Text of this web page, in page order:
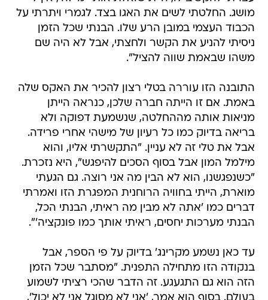
מושג. החלטתי לשים את האגו בצד. לגמרי ויתרתי על
הכבוד העצמי במובן הרע שלו. הבנתי שכל הזמן
ניסיתי להניע את הקשר ולחצתי, אבל לא היה שם
משהו שבאמת שווה להציל".
התובנה הזו עוררה בטלי רצון להכיר את האקס שלה
באמת. אם זו הייתה חברה שלכן, כנראה הייתן
מניאות אותה מההחלטה, שנשמעת דפוקה ולא
בריאה בדיוק כמו כל רעיון של מישהי אחרי פרידה.
אבל את טלי זה לא עניין. "התקשרתי אליו, והוא
מילמל המון אבל בסוף הסכים להיפגש", היא נזכרת.
"כשנפגשנו, הוא לא הבין מה אני רוצה. גם הגעתי
מוארת, הייתי בחוויה הרוחנית המפגרת הזו ואמרתי
דברים כמו 'אתה לא מבין מה ראיתי, הבנתי הכל,
הבנתי מערכות יחסים, ראיתי אותך כמו פונקציה'".
עד כאן נשמע מקרינג' בדיוק על פי הספר, אבל
בנקודה הזו מתחילה התפנית. "מסתבר שכל הזמן
הזה הוא גם התגעגע. זה הדבר שהכי רציתי לשמוע